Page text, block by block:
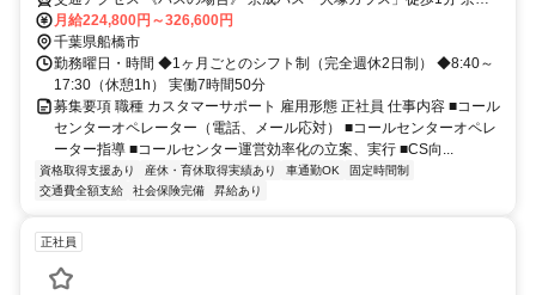
バス千葉セントラル「エステ・シティ」徒歩5分 《車の場合》 武蔵野
線 船橋法典駅 車5分 東武野田線 馬込沢駅 車6分 東武野田線 塚田駅 車
8分
月給224,800円～326,600円
千葉県船橋市
勤務曜日・時間 ◆1ヶ月ごとのシフト制（完全週休2日制） ◆8:40～
17:30（休憩1h） 実働7時間50分
募集要項 職種 カスタマーサポート 雇用形態 正社員 仕事内容 ■コール
センターオペレーター（電話、メール応対） ■コールセンターオペレ
ーター指導 ■コールセンター運営効率化の立案、実行 ■CS向...
資格取得支援あり 産休・育休取得実績あり 車通勤OK
固定時間制
交通費全額支給
社会保険完備 昇給あり
正社員